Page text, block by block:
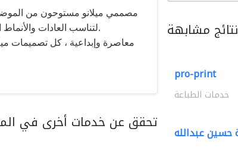
مصممي ميلانو مستوحون من الموضة
لتناسب العادات والأنماطومثل جميع المبدعين المتحمسين ، يفخر مصممو ميلانو بالتصميمات الداخلية التي يقومون بإنشائها.
معاصرة وإبداعية ، كل تصميمات
تحقق عن خدمات أخرى في
نتائج مشابهة
pro-print
خدمات الطباعة